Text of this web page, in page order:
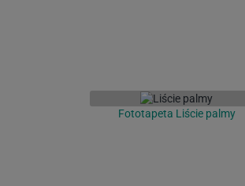
Fototapeta Liście palmy